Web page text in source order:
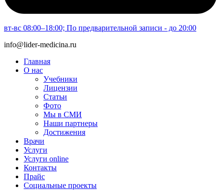
вт-вс 08:00–18:00; По предварительной записи - до 20:00
info@lider-medicina.ru
Главная
О нас
Учебники
Лицензии
Статьи
Фото
Мы в СМИ
Наши партнеры
Достижения
Врачи
Услуги
Услуги online
Контакты
Прайс
Социальные проекты